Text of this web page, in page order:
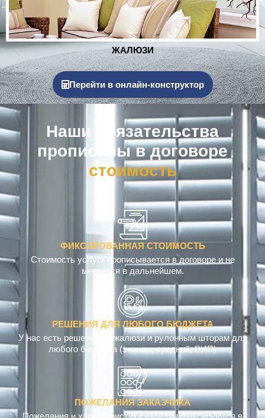
РОЛЬСТАВНИ
Перейти в онлайн-конструктор
Наши обязательства
прописаны в договоре
омпенсация
ФИКСИРОВАННАЯ СТОИМОСТЬ
Стоимость услуги прописывается в договоре и не
меняется в дальнейшем.
РЕШЕНИЯ ДЛЯ ЛЮБОГО БЮДЖЕТА
У нас есть решения по жалюзи и рулонным шторам для
любого бюджета (эконом, средний, ВИП)
ПОЖЕЛАНИЯ ЗАКАЗЧИКА
Пожелания и характеристики изделия фиксируются в